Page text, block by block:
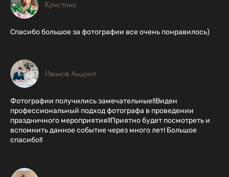
Кристина
Спасибо большое за фотографии все очень понравилось)
Иванов Андрей
Фотографии получились замечательные!!Виден
профессиональный подход фотографа в проведении
праздничного мероприятия!!Приятно будет посмотреть и
вспомнить данное событие через много лет! Большое
спасибо!!